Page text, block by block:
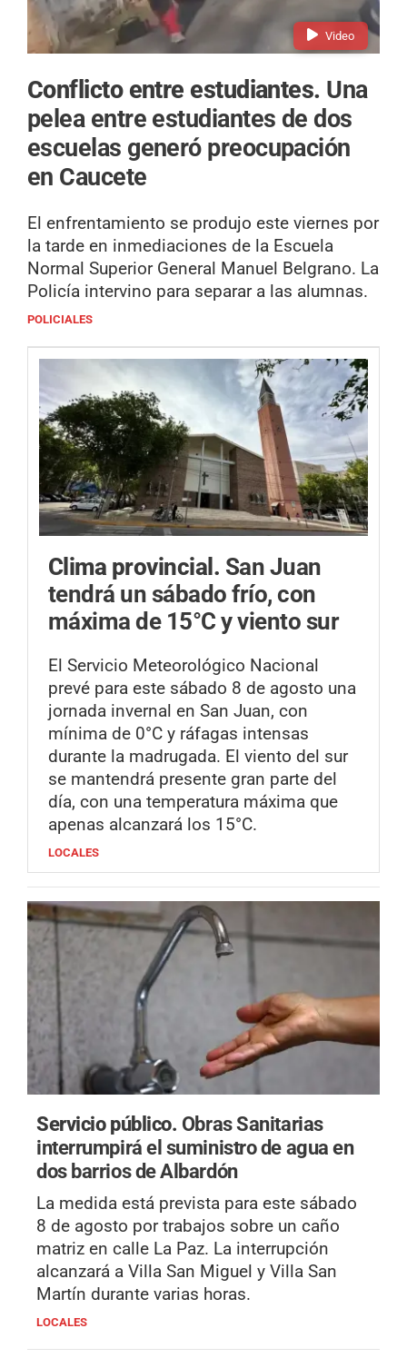
Video
Conflicto entre estudiantes. Una
pelea entre estudiantes de dos
escuelas generó preocupación
en Caucete
El enfrentamiento se produjo este viernes por
la tarde en inmediaciones de la Escuela
Normal Superior General Manuel Belgrano. La
Policía intervino para separar a las alumnas.
POLICIALES
Clima provincial. San Juan
tendrá un sábado frío, con
máxima de 15°C y viento sur
El Servicio Meteorológico Nacional
prevé para este sábado 8 de agosto una
jornada invernal en San Juan, con
mínima de 0°C y ráfagas intensas
durante la madrugada. El viento del sur
se mantendrá presente gran parte del
día, con una temperatura máxima que
apenas alcanzará los 15°C.
LOCALES
Servicio público. Obras Sanitarias
interrumpirá el suministro de agua en
dos barrios de Albardón
La medida está prevista para este sábado
8 de agosto por trabajos sobre un caño
matriz en calle La Paz. La interrupción
alcanzará a Villa San Miguel y Villa San
Martín durante varias horas.
LOCALES